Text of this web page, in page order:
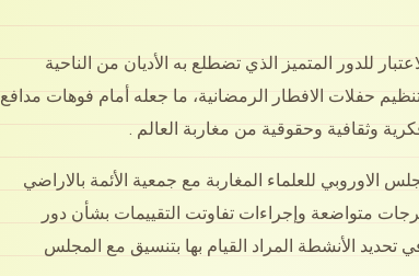
للدور المتميز الذي تضطلع به الأديان من الناحية
حفلات الافطار الرمضانية، ما جعله أمام فوهات مدافع
وثقافية وحقوقية من مغاربة العالم .
الاوروبي للعلماء المغاربة مع جمعية الأئمة بالاراضي
متواضعة وإجراءات تفاوتت التقييمات بشأن دور
تحديد الأنشطة المراد القيام بها بتنسيق مع المجلس